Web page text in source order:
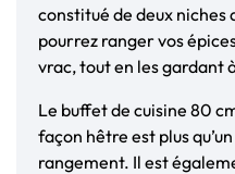
constitué de deux niches
pourrez ranger vos
vrac, tout en les gardant
Le buffet de cuisine 80
façon hêtre est plus
rangement. Il est